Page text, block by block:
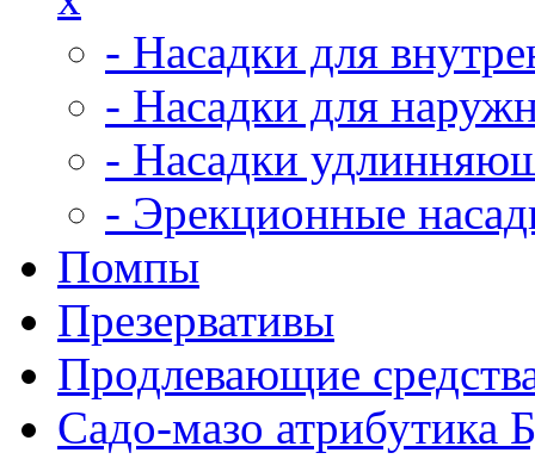
- Насадки для
- Насадки для
- Насадки
- Эрекционные
Помпы
Презервативы
Продлевающие
Садо-мазо